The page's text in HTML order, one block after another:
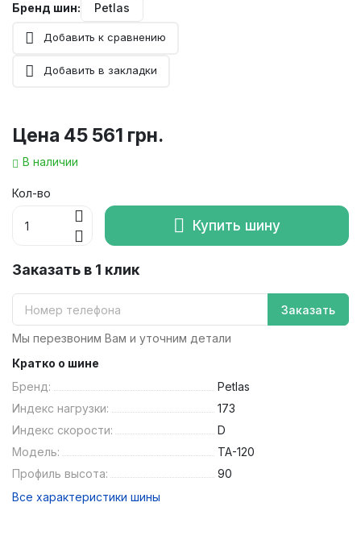
Бренд шин: Petlas
Добавить к сравнению
Добавить в закладки
Цена 45 561 грн.
В наличии
Кол-во
Купить шину
Заказать в 1 клик
Заказать
Мы перезвоним Вам и уточним детали
Кратко о шине
Бренд:
Petlas
Индекс нагрузки:
173
Индекс скорости:
D
Модель:
TA-120
Профиль высота:
90
Все характеристики шины